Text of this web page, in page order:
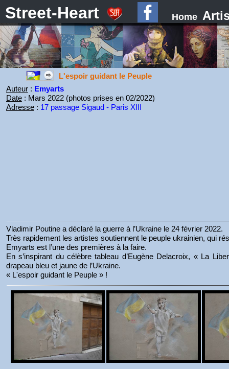
Street-Heart Home
L'espoir guidant le Peuple
Auteur: Emyarts
Date: Mars 2022 (photos prises en 02/2022)
Adresse: 17 passage Sigaud - Paris XIII
Vladimir Poutine a déclaré la guerre à l’Ukraine le 24 février 2022.
Très rapidement les artistes soutiennent le peuple ukrainien, qui
Emyarts est l’une des premières à la faire.
En s’inspirant du célèbre tableau d’Eugène Delacroix, « La
drapeau bleu et jaune de l’Ukraine.
« L'espoir guidant le Peuple » !